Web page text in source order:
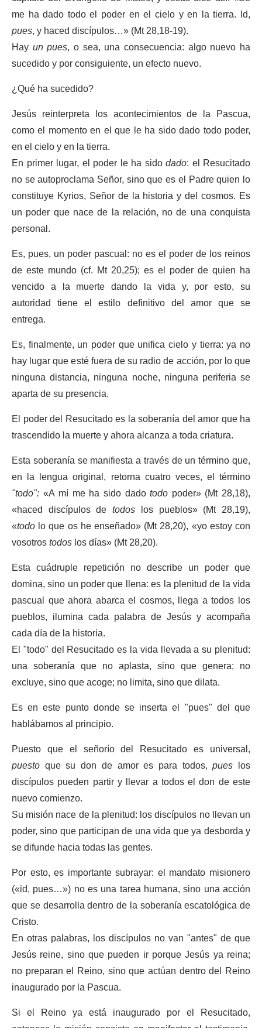
me ha dado todo el poder en el cielo y en la tierra. Id,
pues, y haced discípulos…» (Mt 28,18-19).
Hay un pues, o sea, una consecuencia: algo nuevo ha
sucedido y por consiguiente, un efecto nuevo.
¿Qué ha sucedido?
Jesús reinterpreta los acontecimientos de la Pascua,
como el momento en el que le ha sido dado todo poder,
en el cielo y en la tierra.
En primer lugar, el poder le ha sidodado: el Resucitado
no se autoproclama Señor, sino que es el Padre quien lo
constituye Kyrios, Señor de la historia y del cosmos. Es
un poder que nace de la relación, no de una conquista
personal.
Es, pues, un poder pascual: no es el poder de los reinos
de este mundo (cf. Mt 20,25); es el poder de quien ha
vencido a la muerte dando la vida y, por esto, su
autoridad tiene el estilo definitivo del amor que se
entrega.
Es, finalmente, un poder que unifica cielo y tierra: ya no
hay lugar que esté fuera de su radio de acción, por lo que
ninguna distancia, ninguna noche, ninguna periferia se
aparta de su presencia.
El poder del Resucitado es la soberanía del amor que ha
trascendido la muerte y ahora alcanza a toda criatura.
Esta soberanía se manifiesta a través de un término que,
en la lengua original, retorna cuatro veces, el término
"todo": «A mí me ha sido dadotodo poder» (Mt 28,18),
«haced discípulos detodos los pueblos» (Mt 28,19),
«todolo que os he enseñado» (Mt 28,20), «yo estoy con
vosotrostodoslos días» (Mt 28,20).
Esta cuádruple repetición no describe un poder que
domina, sino un poder que llena: es la plenitud de la vida
pascual que ahora abarca el cosmos, llega a todos los
pueblos, ilumina cada palabra de Jesús y acompaña
cada día de la historia.
El "todo" del Resucitado es la vida llevada a su plenitud:
una soberanía que no aplasta, sino que genera; no
excluye, sino que acoge; no limita, sino que dilata.
Es en este punto donde se inserta el "pues" del que
hablábamos al principio.
Puesto que el señorío del Resucitado es universal,
puesto que su don de amor es para todos,pues los
discípulos pueden partir y llevar a todos el don de este
nuevo comienzo.
Su misión nace de la plenitud: los discípulos no llevan un
poder, sino que participan de una vida que ya desborda y
se difunde hacia todas las gentes.
Por esto, es importante subrayar: el mandato misionero
(«id, pues…») no es una tarea humana, sino una acción
que se desarrolla dentro de la soberanía escatológica de
Cristo.
En otras palabras, los discípulos no van "antes" de que
Jesús reine, sino que pueden ir porque Jesús ya reina;
no preparan el Reino, sino que actúan dentro del Reino
inaugurado por la Pascua.
Si el Reino ya está inaugurado por el Resucitado,